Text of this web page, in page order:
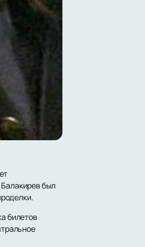
был
билетов